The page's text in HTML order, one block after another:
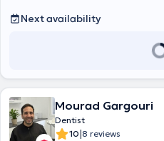
Next availability
Mourad Gargouri
Dentist
10|8 reviews